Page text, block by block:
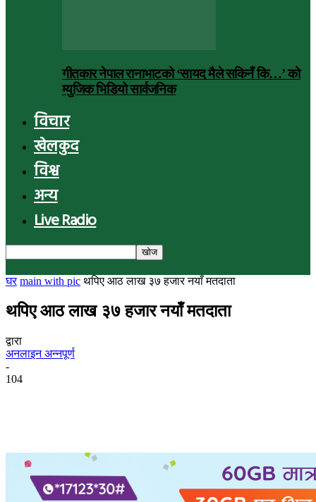
गीतकार नेपाल रानाभाटको ‘सायद मैले सकिनँ कि…’ को
म्युजिक भिडियो सार्वजनिक
विचार
खेलकुद
विश्व
अन्य
Live Radio
घर main with pic थपिए आठ लाख ३७ हजार नयाँ मतदाता
थपिए आठ लाख ३७ हजार नयाँ मतदाता
द्वारा
अनलाइन अन्नपूर्ण
-
104